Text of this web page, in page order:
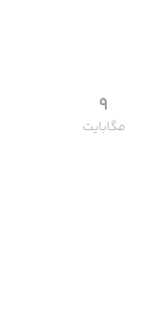
9
مگابایت